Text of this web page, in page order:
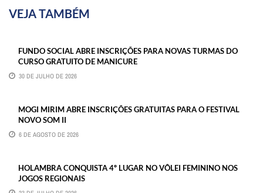
VEJA TAMBÉM
FUNDO SOCIAL ABRE INSCRIÇÕES PARA NOVAS TURMAS DO
CURSO GRATUITO DE MANICURE
30 DE JULHO DE 2026
MOGI MIRIM ABRE INSCRIÇÕES GRATUITAS PARA O FESTIVAL
NOVO SOM II
6 DE AGOSTO DE 2026
HOLAMBRA CONQUISTA 4º LUGAR NO VÔLEI FEMININO NOS
JOGOS REGIONAIS